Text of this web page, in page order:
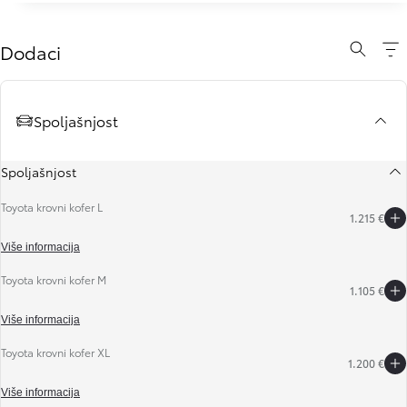
Dodaci
Spoljašnjost
Spoljašnjost
Toyota krovni kofer L
1.215 €
Više informacija
Toyota krovni kofer M
1.105 €
Više informacija
Toyota krovni kofer XL
1.200 €
Više informacija